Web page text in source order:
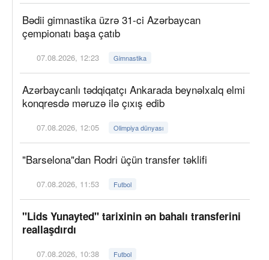
Bədii gimnastika üzrə 31-ci Azərbaycan
çempionatı başa çatıb
07.08.2026, 12:23 Gimnastika
Azərbaycanlı tədqiqatçı Ankarada beynəlxalq elmi
konqresdə məruzə ilə çıxış edib
07.08.2026, 12:05 Olimpiya dünyası
"Barselona"dan Rodri üçün transfer təklifi
07.08.2026, 11:53 Futbol
"Lids Yunayted" tarixinin ən bahalı transferini
reallaşdırdı
07.08.2026, 10:38 Futbol